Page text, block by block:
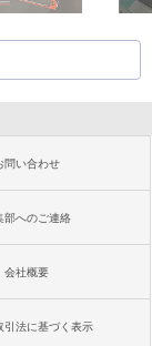
問い合わせ
部へのご連絡
会社概要
引法に基づく表示